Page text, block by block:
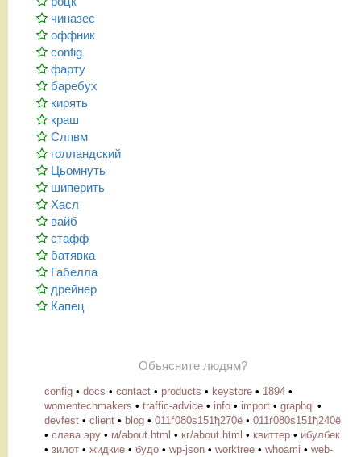
чиназес
оффник
config
фарту
баребух
кирять
краш
Слпвм
голландский
Цьомнуть
шиперить
Хасл
вайб
стафф
батявка
Габелла
дрейнер
Капец
Обьясните людям?
config • docs • contact • products • keystore • 1894 •
womentechmakers • traffic-advice • info • import • graphql •
devfest • client • blog • 011ѓ080ѕ151ђ270ё • 011ѓ080ѕ151ђ240ё
• слава эру • м/about.html • кг/about.html • квиттер • ибулбек
• зилот • жидкие • будо • wp-json • worktree • whoami • web-